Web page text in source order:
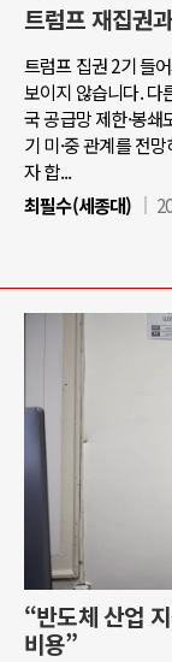
트럼프 재집권
트럼프 집권 2기 들
보이지 않습니다. 다
국 공급망 제한·봉
기 미·중 관계를 전
자 합...
최필수(세종대)
“반도체 산업
비용”